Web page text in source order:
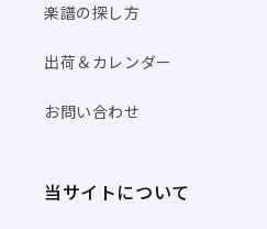
楽譜の探し方
出荷＆カレンダー
お問い合わせ
当サイトについて